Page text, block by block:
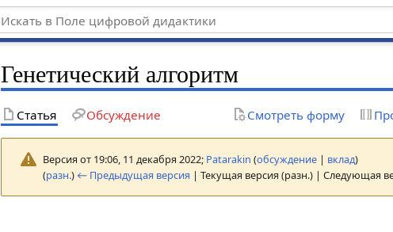
Генетический алгоритм
Статья Обсуждение Смотреть форму
Версия от 19:06, 11 декабря 2022; Patarakin (обсуждение | вклад)
(разн.) ← Предыдущая версия | Текущая версия (разн.) | Следующая